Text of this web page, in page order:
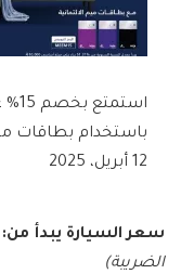
باستخدام بطاقات
12 أبريل، 2025
سعر السيارة يبدأ من:
الضريبة)